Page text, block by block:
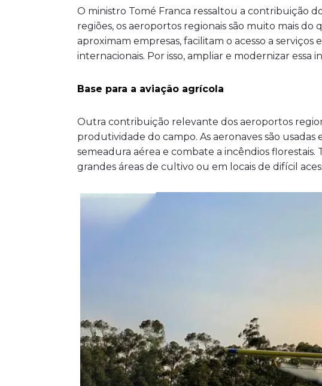
O ministro Tomé Franca ressaltou a contribuição
regiões, os aeroportos regionais são muito mais
aproximam empresas, facilitam o acesso a serviços
internacionais. Por isso, ampliar e modernizar
Base para a aviação agrícola
Outra contribuição relevante dos aeroportos
produtividade do campo. As aeronaves são
semeadura aérea e combate a incêndios
grandes áreas de cultivo ou em locais de difícil